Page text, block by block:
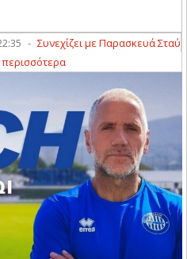
- Συνεχίζει με Παρασκευά Σταύρο